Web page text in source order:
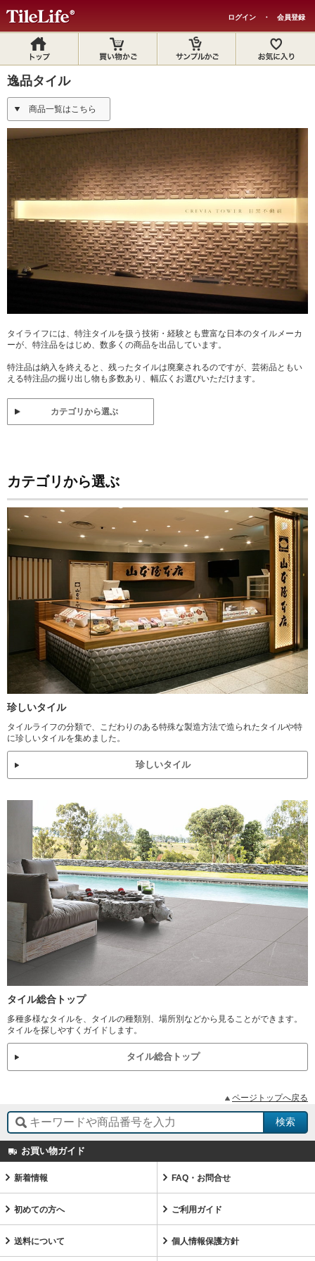
ログイン ・ 会員登録
逸品タイル
商品一覧はこちら
タイライフには、特注タイルを扱う技術・経験とも豊富な日本のタイルメーカ
ーが、特注品をはじめ、数多くの商品を出品しています。
特注品は納入を終えると、残ったタイルは廃棄されるのですが、芸術品ともい
える特注品の掘り出し物も多数あり、幅広くお選びいただけます。
カテゴリから選ぶ
カテゴリから選ぶ
珍しいタイル
タイルライフの分類で、こだわりのある特殊な製造方法で造られたタイルや特
に珍しいタイルを集めました。
珍しいタイル
タイル総合トップ
多種多様なタイルを、タイルの種類別、場所別などから見ることができます。
タイルを探しやすくガイドします。
タイル総合トップ
ページトップへ戻る
お買い物ガイド
新着情報 FAQ・お問合せ
初めての方へ ご利用ガイド
送料について 個人情報保護方針